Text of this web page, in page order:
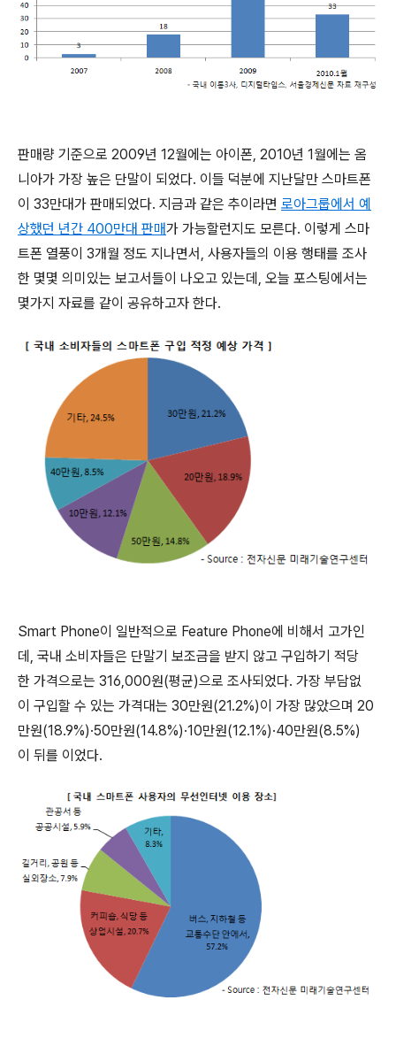
판매량 기준으로 2009년 12월에는 아이폰, 2010년 1월에는 옴
니아가 가장 높은 단말이 되었다. 이들 덕분에 지난달만 스마트폰
이 33만대가 판매되었다. 지금과 같은 추이라면 로아그룹에서 예
상했던 년간 400만대 판매가 가능할런지도 모른다. 이렇게 스마
트폰 열풍이 3개월 정도 지나면서, 사용자들의 이용 행태를 조사
한 몇몇 의미있는 보고서들이 나오고 있는데, 오늘 포스팅에서는
몇가지 자료를 같이 공유하고자 한다.
Smart Phone이 일반적으로 Feature Phone에 비해서 고가인
데, 국내 소비자들은 단말기 보조금을 받지 않고 구입하기 적당
한 가격으로는 316,000원(평균)으로 조사되었다. 가장 부담없
이 구입할 수 있는 가격대는 30만원(21.2%)이 가장 많았으며 20
만원(18.9%)·50만원(14.8%)·10만원(12.1%)·40만원(8.5%)
이 뒤를 이었다.